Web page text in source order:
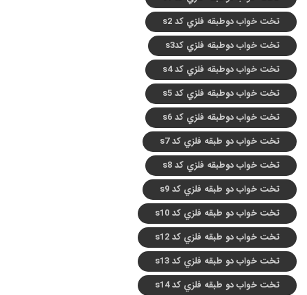
تخت خواب دوطبقه فلزي کد s2
تخت خواب دوطبقه فلزي کدs3
تخت خواب دوطبقه فلزي کد s4
تخت خواب دوطبقه فلزي کد s5
تخت خواب دوطبقه فلزي کد s6
تخت خواب دو طبقه فلزي کد s7
تخت خواب دوطبقه فلزي کد s8
تخت خواب دو طبقه فلزي کد s9
تخت خواب دو طبقه فلزي کد s10
تخت خواب دو طبقه فلزي کد s12
تخت خواب دو طبقه فلزي کد s13
تخت خواب دو طبقه فلزي کد s14